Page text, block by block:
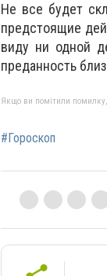
Не все будет
предстоящие
виду ни одной
преданность
Якщо ви помітили помилку,
#Гороскоп